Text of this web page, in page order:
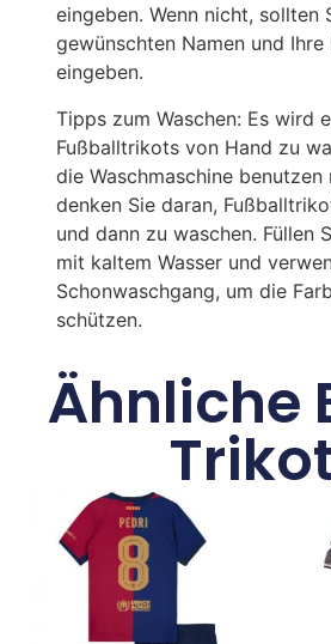
eingeben. Wenn nicht, sollten
gewünschten Namen und Ihre
eingeben.
Tipps zum Waschen: Es wird
Fußballtrikots von Hand zu
die Waschmaschine benutzen
denken Sie daran,
und dann zu waschen. Füllen
mit kaltem Wasser und
Schonwaschgang, um die
schützen.
Ähnliche